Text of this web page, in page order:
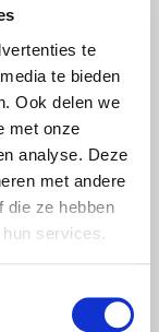
te
te bieden
Ook delen we
met onze
analyse. Deze
met andere
die ze hebben
services.
van uw
een eigen
met winst te
rekenhulpen
u per